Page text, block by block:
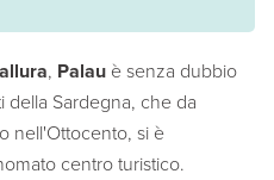
, Palau è senza dubbio
della Sardegna, che da
nell'Ottocento, si è
centro turistico.